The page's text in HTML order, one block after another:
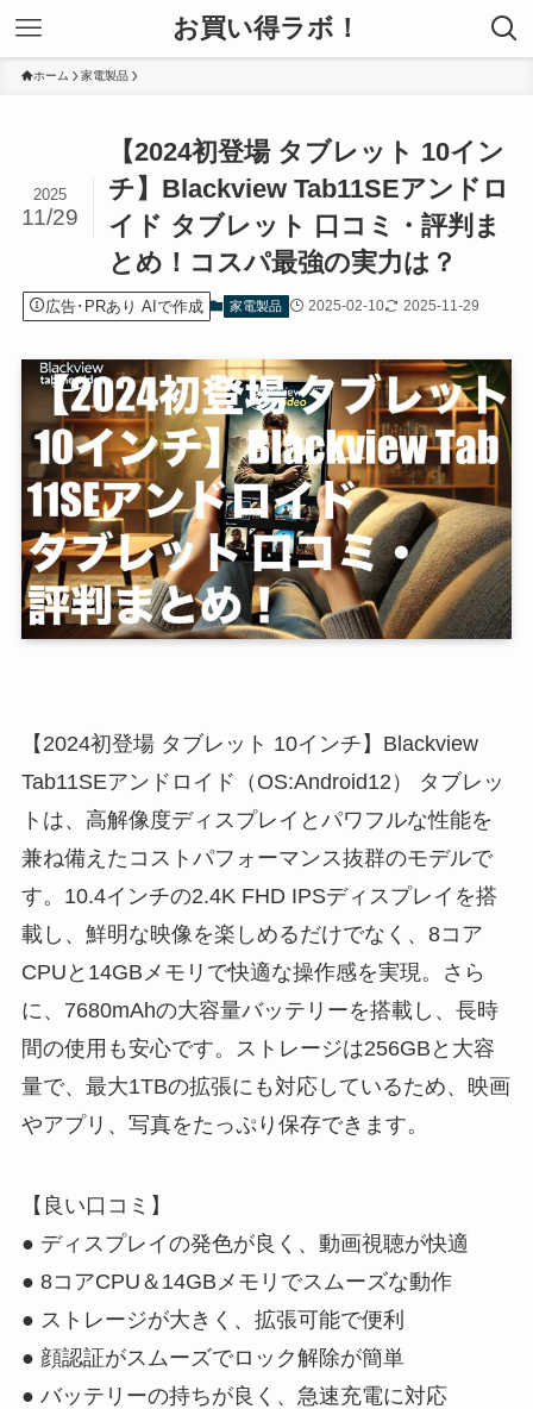
お買い得ラボ！
ホーム 家電製品
【2024初登場 タブレット 10イン
チ】Blackview Tab11SEアンドロ
イド タブレット 口コミ・評判ま
とめ！コスパ最強の実力は？
2025
11/29
広告･PRあり AIで作成 家電製品 2025-02-10 2025-11-29
【2024初登場 タブレット 10インチ】Blackview
Tab11SEアンドロイド（OS:Android12） タブレッ
トは、高解像度ディスプレイとパワフルな性能を
兼ね備えたコストパフォーマンス抜群のモデルで
す。10.4インチの2.4K FHD IPSディスプレイを搭
載し、鮮明な映像を楽しめるだけでなく、8コア
CPUと14GBメモリで快適な操作感を実現。さら
に、7680mAhの大容量バッテリーを搭載し、長時
間の使用も安心です。ストレージは256GBと大容
量で、最大1TBの拡張にも対応しているため、映画
やアプリ、写真をたっぷり保存できます。
【良い口コミ】
● ディスプレイの発色が良く、動画視聴が快適
● 8コアCPU＆14GBメモリでスムーズな動作
● ストレージが大きく、拡張可能で便利
● 顔認証がスムーズでロック解除が簡単
● バッテリーの持ちが良く、急速充電に対応